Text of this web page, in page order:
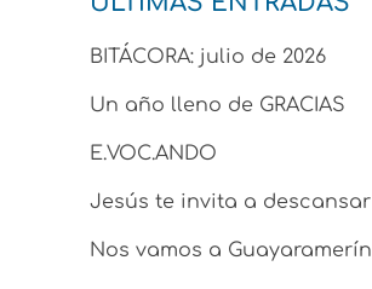
BITÁCORA: julio de 2026
Un año lleno de GRACIAS
E.VOC.ANDO
Jesús te invita a descansar
Nos vamos a Guayaramerín